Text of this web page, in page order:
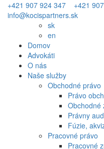
+421 907 924 347
+421
info@kocispartners.sk
sk
en
Domov
Advokáti
O nás
Naše služby
Obchodné právo
Právo
Obchodné
Právny
Fúzie,
Pracovné právo
Pracovné